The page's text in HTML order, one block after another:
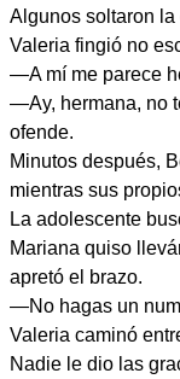
Algunos soltaron la
Valeria fingió no
—A mí me parece
—Ay, hermana, no
ofende.
Minutos después,
mientras sus
La adolescente
Mariana quiso
apretó el brazo.
—No hagas un
Valeria caminó
Nadie le dio las